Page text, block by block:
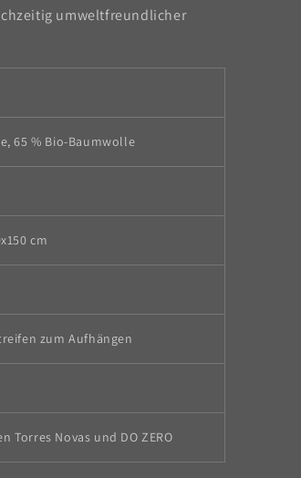
umweltfreundlicher
65 % Bio-Baumwolle
cm
zum Aufhängen
Torres Novas und DO ZERO